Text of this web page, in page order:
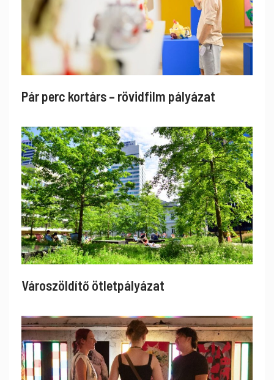
Pár perc kortárs – rövidfilm pályázat
Városzöldítő ötletpályázat